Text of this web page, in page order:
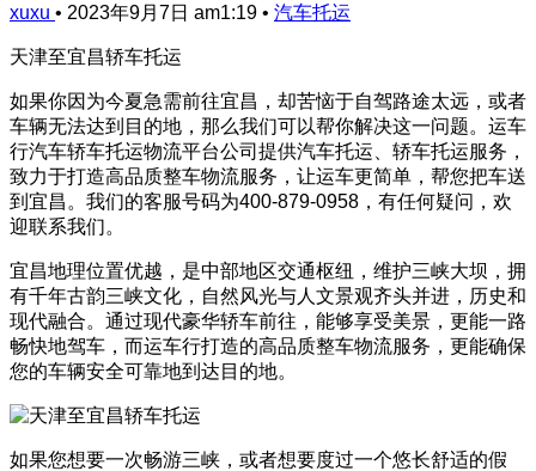
xuxu • 2023年9月7日 am1:19 • 汽车托运
天津至宜昌轿车托运
如果你因为今夏急需前往宜昌，却苦恼于自驾路途太远，或者
车辆无法达到目的地，那么我们可以帮你解决这一问题。运车
行汽车轿车托运物流平台公司提供汽车托运、轿车托运服务，
致力于打造高品质整车物流服务，让运车更简单，帮您把车送
到宜昌。我们的客服号码为400-879-0958，有任何疑问，欢
迎联系我们。
宜昌地理位置优越，是中部地区交通枢纽，维护三峡大坝，拥
有千年古韵三峡文化，自然风光与人文景观齐头并进，历史和
现代融合。通过现代豪华轿车前往，能够享受美景，更能一路
畅快地驾车，而运车行打造的高品质整车物流服务，更能确保
您的车辆安全可靠地到达目的地。
如果您想要一次畅游三峡，或者想要度过一个悠长舒适的假